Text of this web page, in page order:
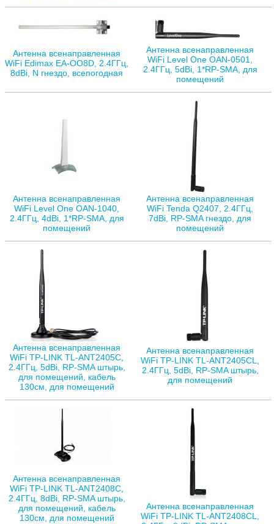
Антенна всенаправленная
WiFi Edimax EA-OO8D, 2.4ГГц,
8dBi, N гнездо, всепогодная
Антенна всенаправленная
WiFi Level One OAN-0501,
2.4ГГц, 5dBi, 1*RP-SMA, для
помещений
Антенна всенаправленная
WiFi Level One OAN-1040,
2.4ГГц, 4dBi, 1*RP-SMA, для
помещений
Антенна всенаправленная
WiFi Tenda Q2407, 2.4ГГц,
7dBi, RP-SMA гнездо, для
помещений
Антенна всенаправленная
WiFi TP-LINK TL-ANT2405C,
2.4ГГц, 5dBi, RP-SMA штырь,
для помещений, кабель
130см, для помещений
Антенна всенаправленная
WiFi TP-LINK TL-ANT2405CL,
2.4ГГц, 5dBi, RP-SMA штырь,
для помещений
Антенна всенаправленная
WiFi TP-LINK TL-ANT2408C,
2.4ГГц, 8dBi, RP-SMA штырь,
для помещений, кабель
130см, для помещений
Антенна всенаправленная
WiFi TP-LINK TL-ANT2408CL,